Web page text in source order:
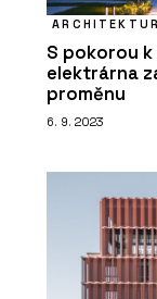
S pokorou
elektrárna
proměnu
6. 9. 2023